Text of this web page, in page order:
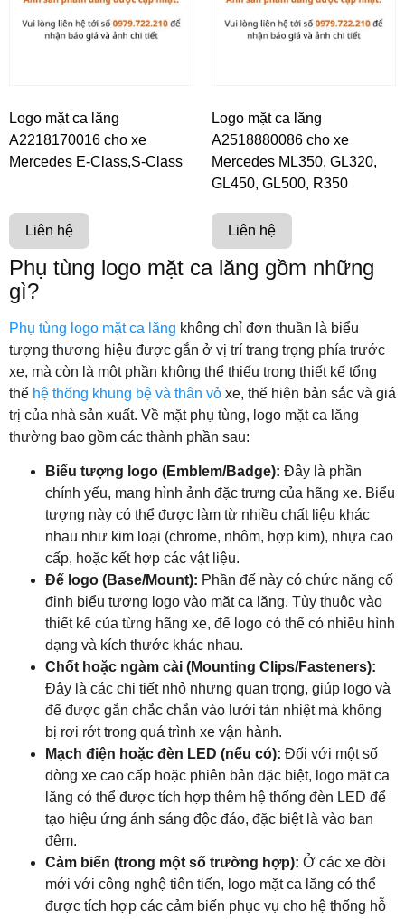
Logo mặt ca lăng
A2218170016 cho xe
Mercedes E-Class,S-Class
Liên hệ
Logo mặt ca lăng
A2518880086 cho xe
Mercedes ML350, GL320,
GL450, GL500, R350
Liên hệ
Phụ tùng logo mặt ca lăng gồm những
gì?
Phụ tùng logo mặt ca lăng không chỉ đơn thuần là biểu
tượng thương hiệu được gắn ở vị trí trang trọng phía trước
xe, mà còn là một phần không thể thiếu trong thiết kế tổng
thể hệ thống khung bệ và thân vỏ xe, thể hiện bản sắc và giá
trị của nhà sản xuất. Về mặt phụ tùng, logo mặt ca lăng
thường bao gồm các thành phần sau:
Biểu tượng logo (Emblem/Badge): Đây là phần
chính yếu, mang hình ảnh đặc trưng của hãng xe. Biểu
tượng này có thể được làm từ nhiều chất liệu khác
nhau như kim loại (chrome, nhôm, hợp kim), nhựa cao
cấp, hoặc kết hợp các vật liệu.
Đế logo (Base/Mount): Phần đế này có chức năng cố
định biểu tượng logo vào mặt ca lăng. Tùy thuộc vào
thiết kế của từng hãng xe, đế logo có thể có nhiều hình
dạng và kích thước khác nhau.
Chốt hoặc ngàm cài (Mounting Clips/Fasteners):
Đây là các chi tiết nhỏ nhưng quan trọng, giúp logo và
đế được gắn chắc chắn vào lưới tản nhiệt mà không
bị rơi rớt trong quá trình xe vận hành.
Mạch điện hoặc đèn LED (nếu có): Đối với một số
dòng xe cao cấp hoặc phiên bản đặc biệt, logo mặt ca
lăng có thể được tích hợp thêm hệ thống đèn LED để
tạo hiệu ứng ánh sáng độc đáo, đặc biệt là vào ban
đêm.
Cảm biến (trong một số trường hợp): Ở các xe đời
mới với công nghệ tiên tiến, logo mặt ca lăng có thể
được tích hợp các cảm biến phục vụ cho hệ thống hỗ